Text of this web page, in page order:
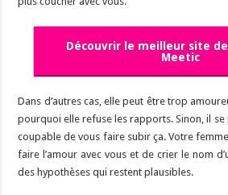
Découvrir le meilleur site
Meetic
Dans d’autres cas, elle peut être trop
pourquoi elle refuse les rapports. Sinon, il se
coupable de vous faire subir ça. Votre
faire l’amour avec vous et de crier le nom
des hypothèses qui restent plausibles.